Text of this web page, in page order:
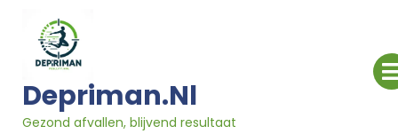
inhoud
Depriman.nl
Gezond afvallen, blijvend resultaat